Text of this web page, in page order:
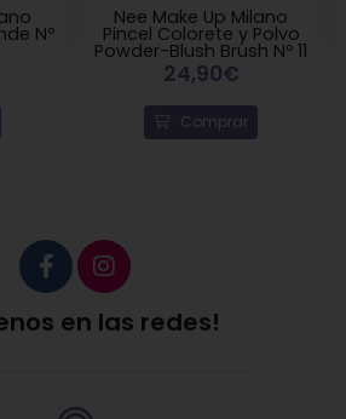
Nº
Nee Make Up Milano
Pincel Colorete y Polvo
Powder-Blush Brush Nº 11
24,90€
Comprar
en las redes!